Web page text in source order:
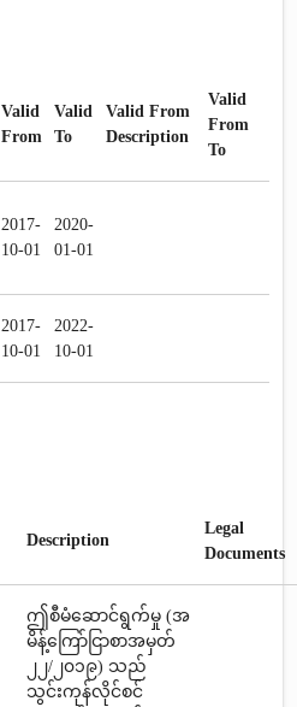
Valid
From
Valid
To
Valid From
Description
Valid
From
To
2017-
10-01
2020-
01-01
2017-
10-01
2022-
10-01
Description
Legal
Documents
ဤစီမံဆောင်ရွက်မှု (အ
မိန့်ကြော်ငြာစာအမှတ်
၂၂/၂၀၁၉) သည်
သွင်းကုန်လိုင်စင်